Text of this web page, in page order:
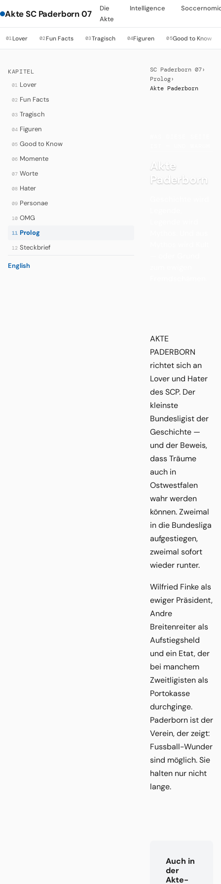
Akte SC Paderborn 07
Die
Akte
Intelligence
01Lover 02Fun Facts 03Tragisch 04Figuren 05Good to Know
KAPITEL
01 Lover
02 Fun Facts
03 Tragisch
04 Figuren
05 Good to Know
06 Momente
07 Worte
08 Hater
09 Personae
10 OMG
11 Prolog
12 Steckbrief
English
SC Paderborn 07›
Prolog›
Akte Paderborn
Akte
Paderborn
AKTE
PADERBORN
richtet sich an
Lover und Hater
des SCP. Der
kleinste
Bundesligist der
Geschichte —
und der Beweis,
dass Träume
auch in
Ostwestfalen
wahr werden
können. Zweimal
in die Bundesliga
aufgestiegen,
zweimal sofort
wieder runter.
Wilfried Finke als
ewiger Präsident,
Andre
Breitenreiter als
Aufstiegsheld
und ein Etat, der
bei manchem
Zweitligisten als
Portokasse
durchginge.
Paderborn ist der
Verein, der zeigt:
Fussball-Wunder
sind möglich. Sie
halten nur nicht
lange.
Auch in
der
Akte-